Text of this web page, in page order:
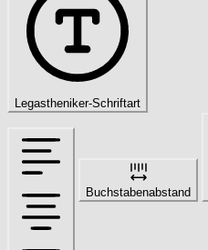
Legastheniker-Schriftart
Buchstabenabstand